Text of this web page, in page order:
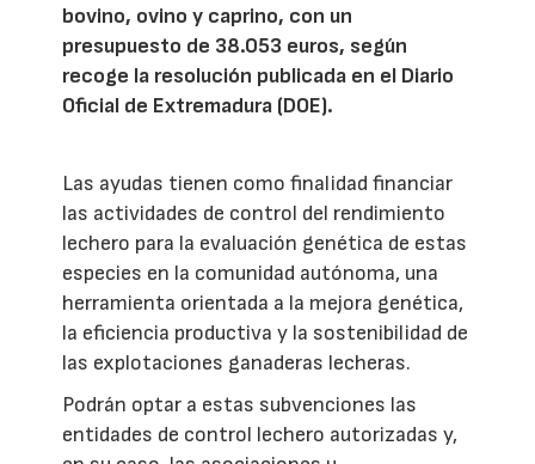
bovino, ovino y caprino, con un
presupuesto de 38.053 euros, según
recoge la resolución publicada en el Diario
Oficial de Extremadura (DOE).
Las ayudas tienen como finalidad financiar
las actividades de control del rendimiento
lechero para la evaluación genética de estas
especies en la comunidad autónoma, una
herramienta orientada a la mejora genética,
la eficiencia productiva y la sostenibilidad de
las explotaciones ganaderas lecheras.
Podrán optar a estas subvenciones las
entidades de control lechero autorizadas y,